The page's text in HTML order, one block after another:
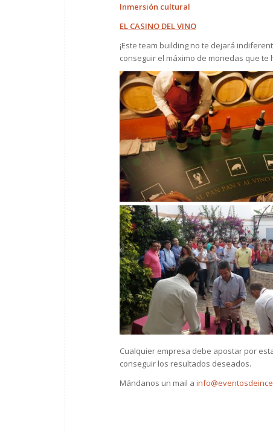
Inmersión cultural
EL CASINO DEL VINO
¡Este team building no te dejará
conseguir el máximo de monedas que
Cualquier empresa debe apostar por
conseguir los resultados deseados.
Mándanos un mail a